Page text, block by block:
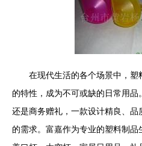
在现代生活的各个场景中，
的特性，成为不可或缺的日常用品
还是商务赠礼，一款设计精良、
的需求。富嘉作为专业的塑料制